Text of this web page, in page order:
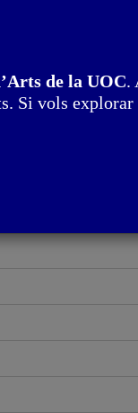
de la UOC.
Si vols